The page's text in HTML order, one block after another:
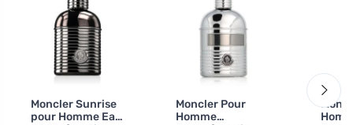
Moncler Sunrise
pour Homme Eau
Moncler Pour
Homme